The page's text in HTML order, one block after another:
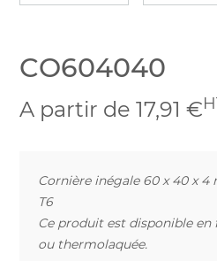
CO604040
A partir de 17,91 €
Cornière inégale 60 x 40 x
T6
Ce produit est disponible
ou thermolaquée.